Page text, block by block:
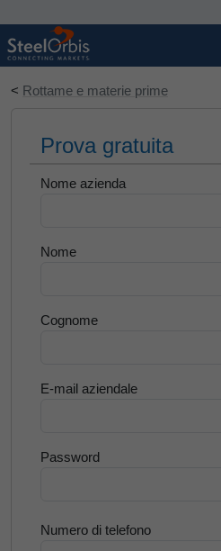
< Rottame e materie prime
Prova gratuita
Nome azienda
Nome
Cognome
E-mail aziendale
Password
Numero di telefono